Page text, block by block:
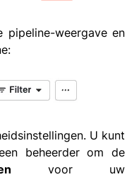
weergave en
U kunt
beheerder om de
voor uw